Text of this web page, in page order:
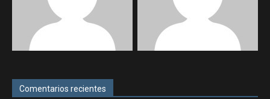
Comentarios recientes